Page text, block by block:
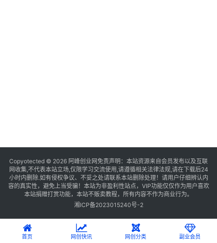
Copyotected © 2026 阿峰创业网 免责声明：本站资源来自会员发布以及互联
网收集,不代表本站立场,仅限学习交流使用,请遵循相关法律法规,请在下载后24
小时内删除.如有侵权争议、不妥之处请联系本站删除处理！请用户仔细辨认内
容的真实性，避免上当受骗！本站为非盈利性站点，VIP功能仅仅作为用户喜欢
本站捐赠打赏功能，本站不贩卖教程，所有内容不作为商业行为。
湘ICP备2023015240号-2
首页 网创快讯 网创分类 副业会员